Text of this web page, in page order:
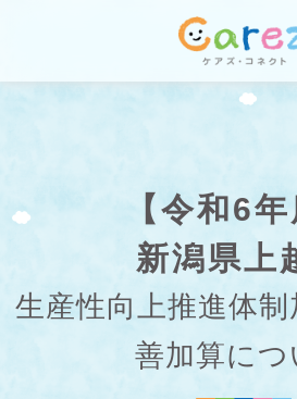
【令和6年
新潟県上
生産性向上推進体
善加算につ